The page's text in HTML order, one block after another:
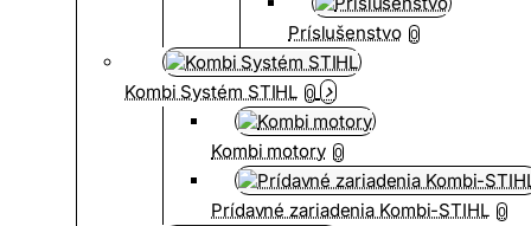
Príslušenstvo 0
Kombi Systém STIHL 0
Kombi motory 0
Prídavné zariadenia Kombi-STIHL 0